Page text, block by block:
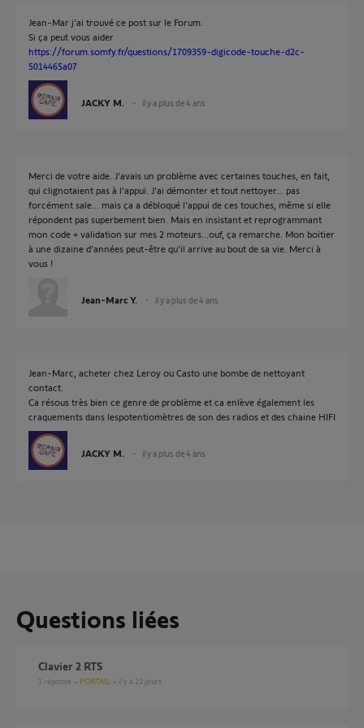
Jean-Mar j'ai trouvé ce post sur le Forum.
Si ça peut vous aider
https://forum.somfy.fr/questions/1709359-digicode-touche-d2c-
5014465a07
JACKY M. il y a plus de 4 ans
Merci de votre aide. J'avais un problème avec certaines touches, en fait,
qui clignotaient pas à l'appui. J'ai démonter et tout nettoyer... pas
forcément sale... mais ça a débloqué l'appui de ces touches, même si elle
répondent pas superbement bien. Mais en insistant et reprogrammant
mon code + validation sur mes 2 moteurs...ouf, ça remarche. Mon boitier
à une dizaine d'années peut-être qu'il arrive au bout de sa vie. Merci à
vous !
Jean-Marc Y. il y a plus de 4 ans
Jean-Marc, acheter chez Leroy ou Casto une bombe de nettoyant
contact.
Ca résous très bien ce genre de problème et ca enlève également les
craquements dans lespotentiomètres de son des radios et des chaine HIFI
JACKY M. il y a plus de 4 ans
Questions liées
clavier 2 RTS
1 réponse PORTAIL il y a 22 jours